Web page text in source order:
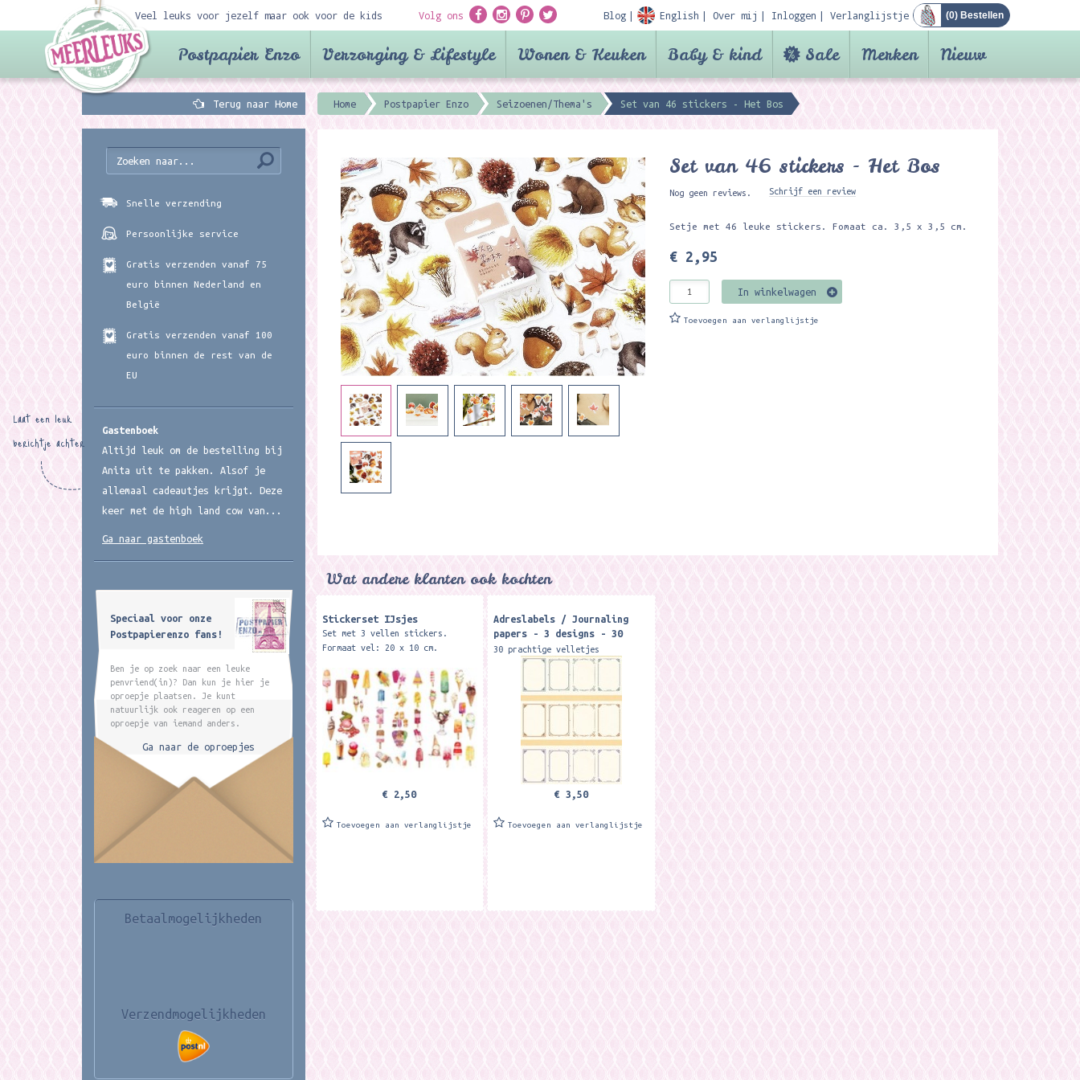
Veel leuks voor jezelf maar ook voor de kids Volg ons Blog English Over mij Inloggen Verlanglijstje (0) Bestellen
Postpapier Enzo Verzorging & Lifestyle Wonen & Keuken Baby & kind Sale Merken Nieuw
Terug naar Home Home Postpapier Enzo Seizoenen/Thema's Set van 46 stickers - Het Bos
Set van 46 stickers - Het Bos
Nog geen reviews. Schrijf een review
Setje met 46 leuke stickers. Fomaat ca. 3,5 x 3,5 cm.
€ 2,95
In winkelwagen
Toevoegen aan verlanglijstje
Wat andere klanten ook kochten
Stickerset IJsjes
Set met 3 vellen stickers.
Formaat vel: 20 x 10 cm.
€ 2,50
Toevoegen aan verlanglijstje
Adreslabels / Journaling
papers - 3 designs - 30
stuks
30 prachtige velletjes
hobbypapier. ( ca. 8,3 x 5.6 cm
) De velletjes zijn super leuk
om te gebruiken als adreslabel,
in journals, scrapbooking,
€ 3,50
Toevoegen aan verlanglijstje
Snelle verzending
Persoonlijke service
Gratis verzenden vanaf 75
euro binnen Nederland en
België
Gratis verzenden vanaf 100
euro binnen de rest van de
EU
Gastenboek
Altijd leuk om de bestelling bij
Anita uit te pakken. Alsof je
allemaal cadeautjes krijgt. Deze
keer met de high land cow van...
Laat een leuk
berichtje achter
Ga naar gastenboek
Speciaal voor onze
Postpapierenzo fans!
Ben je op zoek naar een leuke
penvriend(in)? Dan kun je hier je
oproepje plaatsen. Je kunt
natuurlijk ook reageren op een
oproepje van iemand anders.
Ga naar de oproepjes
Betaalmogelijkheden
Verzendmogelijkheden